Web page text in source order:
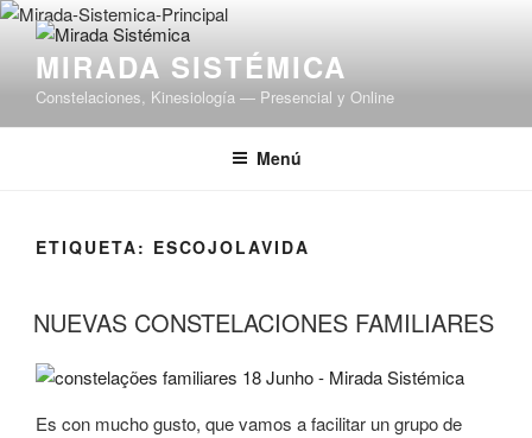
Saltar
contenidoMIRADA SISTÉMICA
Constelaciones, Kinesiología — Presencial y Online
Menú
ETIQUETA: ESCOJOLAVIDA
NUEVAS CONSTELACIONES FAMILIARES
Es con mucho gusto, que vamos a facilitar un grupo de